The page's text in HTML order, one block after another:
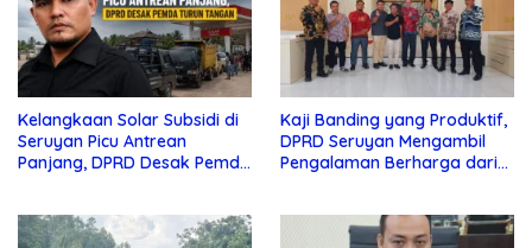
Kelangkaan Solar Subsidi di
Seruyan Picu Antrean
Panjang, DPRD Desak Pemda
Kaji Banding yang Produktif,
DPRD Seruyan Mengambil
Pengalaman Berharga dari